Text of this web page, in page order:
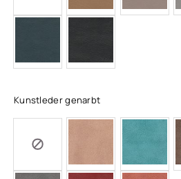
Kunstleder genarbt